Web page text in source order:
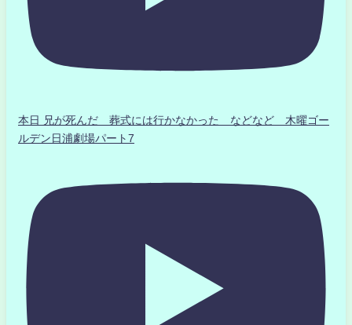
本日 兄が死んだ 葬式には行かなかった などなど 木曜ゴー
ルデン日浦劇場パート7